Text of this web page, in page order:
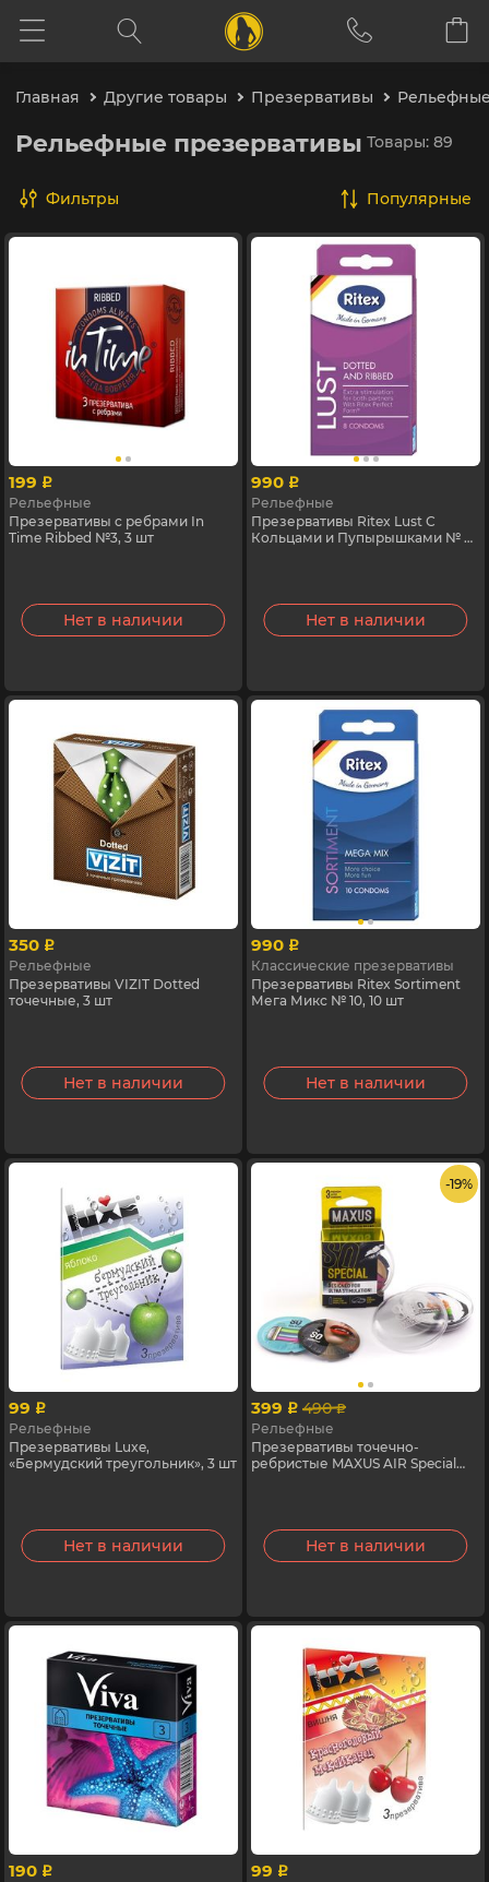
Главная Другие товары Презервативы
Рельефные презервативы Товары: 89
Фильтры популярные
199 p
Рельефные
Презервативы c ребрами In
Time Ribbed №3, 3 шт
Нет в наличии
990 p
Рельефные
Презервативы Ritex Lust С
Кольцами и Пупырышками № 8,
Нет в наличии
350 p
Рельефные
Презервативы VIZIT Dotted
точечные, 3 шт
Нет в наличии
990 p
Классические презервативы
Презервативы Ritex Sortiment
Мега Микс № 10, 10 шт
Нет в наличии
99 p
Рельефные
Презервативы Luxe,
«Бермудский треугольник», 3 шт
Нет в наличии
- 19%
399 p 490 p
Рельефные
Презервативы точечно-
ребристые MAXUS AIR Special
Нет в наличии
190 p 99 p